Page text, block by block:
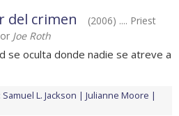
del crimen
(2006) .... Priest
Joe Roth
se oculta donde nadie se atreve a
Samuel L. Jackson
Julianne Moore